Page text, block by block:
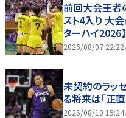
前回大会王者
スト4入り 大
ターハイ2026】
2026/08/07 22:22
未契約のラッ
る将来は「正
2026/08/10 15:24